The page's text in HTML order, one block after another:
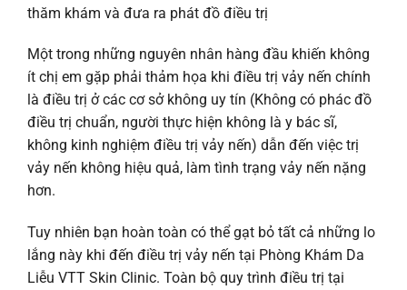
thăm khám và đưa ra phát đồ điều trị
Một trong những nguyên nhân hàng đầu khiến không
ít chị em gặp phải thảm họa khi điều trị vảy nến chính
là điều trị ở các cơ sở không uy tín (Không có phác đồ
điều trị chuẩn, người thực hiện không là y bác sĩ,
không kinh nghiệm điều trị vảy nến) dẫn đến việc trị
vảy nến không hiệu quả, làm tình trạng vảy nến nặng
hơn.
Tuy nhiên bạn hoàn toàn có thể gạt bỏ tất cả những lo
lắng này khi đến điều trị vảy nến tại Phòng Khám Da
Liễu VTT Skin Clinic. Toàn bộ quy trình điều trị tại